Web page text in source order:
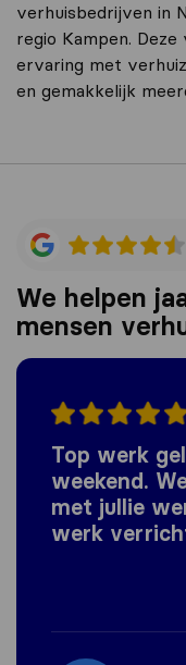
verhuisbedrijven in
regio Kampen.
ervaring met
en gemakkelijk
We helpen
mensen
Top werk
weekend.
met jullie
werk